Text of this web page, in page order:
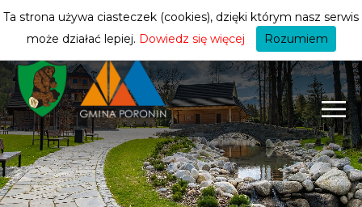
turysty
Ta strona używa ciasteczek (cookies), dzięki którym nasz serwis
może działać lepiej. Dowiedz się więcej Rozumiem